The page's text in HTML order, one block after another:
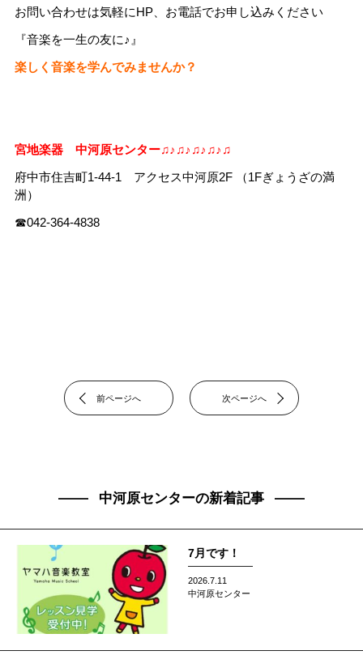
お問い合わせは気軽にHP、お電話でお申し込みください
『音楽を一生の友に♪』
楽しく音楽を学んでみませんか？
宮地楽器 中河原センター♫♪♫♪♫♪♫♪♫
府中市住吉町1-44-1 アクセス中河原2F （1Fぎょうざの満
洲）
☎042-364-4838
前ページへ 次ページへ
中河原センターの新着記事
7月です！
2026.7.11
中河原センター